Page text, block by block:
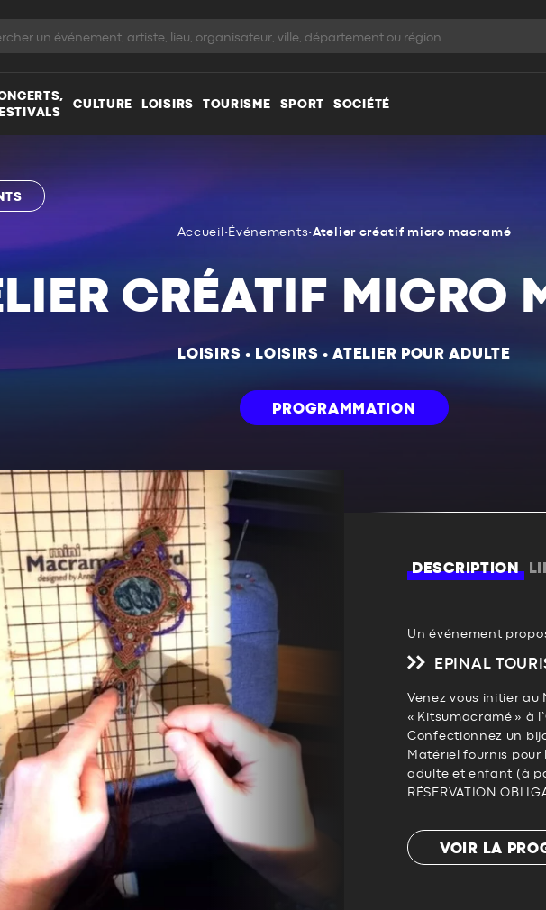
CULTURE LOISIRS TOURISME SPORT SOCIÉTÉ
Accueil •Événements•Atelier créatif micro macramé
CRÉATIF MICRO
LOISIRS • LOISIRS •ATELIER POUR ADULTE
PROGRAMMATION
DESCRIPTION
Un événement
EPINAL
Venez vous initier
« Kitsumacramé » à
Confectionnez un
Matériel fournis
adulte et enfant (à
RÉSERVATION
VOIR LA